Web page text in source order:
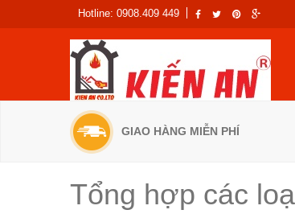
Hotline: 0908.409 449
GIAO HÀNG MIỄN PHÍ
Tổng hợp các